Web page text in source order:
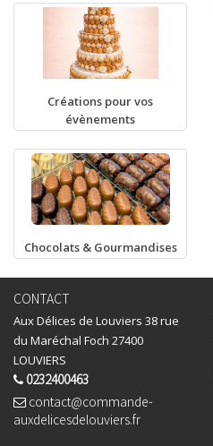
Créations pour vos
évènements
Chocolats & Gourmandises
CONTACT
Aux Délices de Louviers 38 rue
du Maréchal Foch 27400
LOUVIERS
0232400463
contact@commande-
auxdelicesdelouviers.fr